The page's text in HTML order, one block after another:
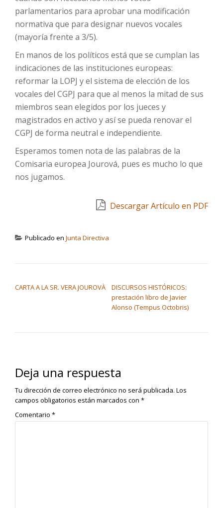
parlamentarios para aprobar una modificación
normativa que para designar nuevos vocales
(mayoría frente a 3/5).
En manos de los políticos está que se cumplan las
indicaciones de las instituciones europeas:
reformar la LOPJ y el sistema de elección de los
vocales del CGPJ para que al menos la mitad de sus
miembros sean elegidos por los jueces y
magistrados en activo y así se pueda renovar el
CGPJ de forma neutral e independiente.
Esperamos tomen nota de las palabras de la
Comisaria europea Jourová, pues es mucho lo que
nos jugamos.
Descargar Artículo en PDF
Publicado en Junta Directiva
CARTA A LA SR. VERA JOUROVÀ
DISCURSOS HISTÓRICOS:
prestación libro de Javier
Alonso (Tempus Octobris)
Deja una respuesta
Tu dirección de correo electrónico no será publicada. Los
campos obligatorios están marcados con *
Comentario *